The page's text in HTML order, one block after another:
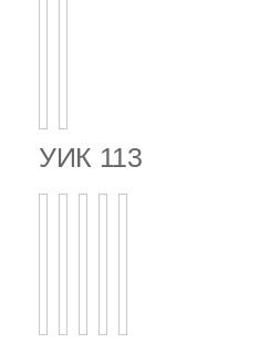
УИК 113